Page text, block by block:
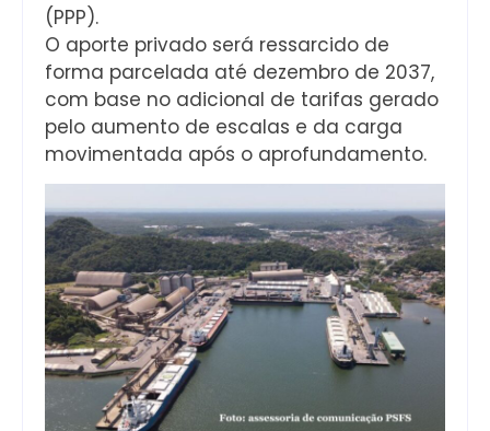
(PPP).
O aporte privado será ressarcido de
forma parcelada até dezembro de 2037,
com base no adicional de tarifas gerado
pelo aumento de escalas e da carga
movimentada após o aprofundamento.